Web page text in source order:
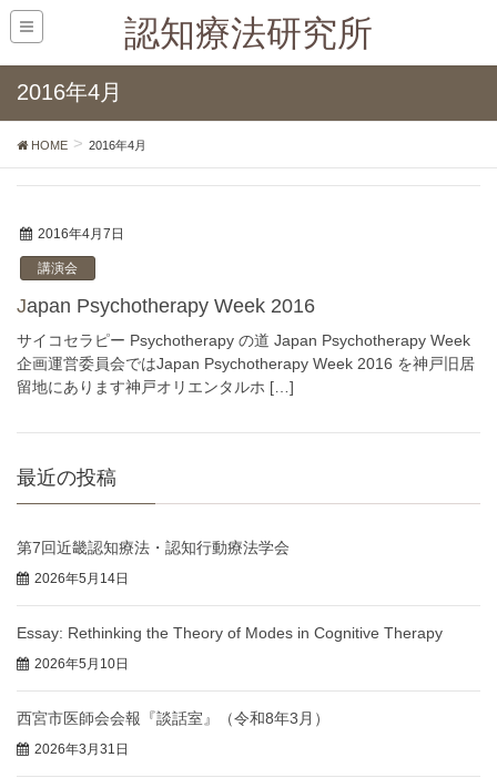
認知療法研究所
2016年4月
HOME 2016年4月
2016年4月7日
講演会
Japan Psychotherapy Week 2016
サイコセラピー Psychotherapy の道 Japan Psychotherapy Week
企画運営委員会ではJapan Psychotherapy Week 2016 を神戸旧居
留地にあります神戸オリエンタルホ […]
最近の投稿
第7回近畿認知療法・認知行動療法学会
2026年5月14日
Essay: Rethinking the Theory of Modes in Cognitive Therapy
2026年5月10日
西宮市医師会会報『談話室』（令和8年3月）
2026年3月31日